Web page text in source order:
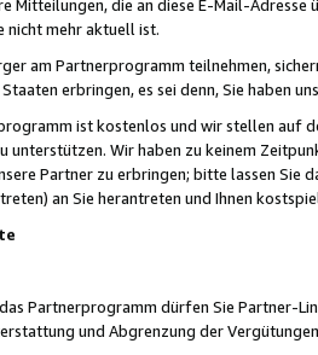
Mitteilungen, die an diese E-Mail-
nicht mehr aktuell ist.
am Partnerprogramm teilnehmen,
erbringen, es sei denn, Sie haben
ist kostenlos und wir stellen auf
unterstützen. Wir haben zu keinem
Partner zu erbringen; bitte lassen Sie
an Sie herantreten und Ihnen
Partnerprogramm dürfen Sie Partner-
und Abgrenzung der